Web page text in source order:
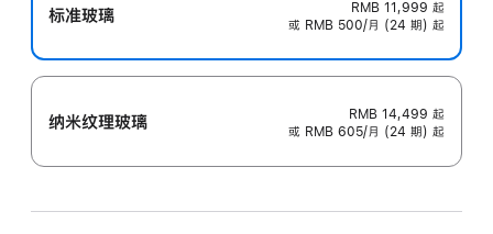
标准玻璃 RMB 11,999 起
或 RMB 500/月 (24 期) 起
纳米纹理玻璃 RMB 14,499 起
或 RMB 605/月 (24 期) 起